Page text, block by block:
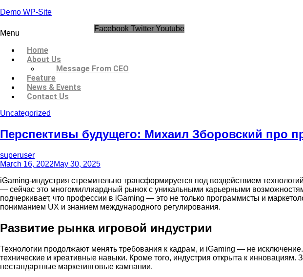
Demo WP-Site
Facebook Twitter Youtube
Menu
Home
About Us
Message From CEO
Feature
News & Events
Contact Us
Uncategorized
Перспективы будущего: Михаил Зборовский про
superuser
March 16, 2022May 30, 2025
iGaming-индустрия стремительно трансформируется под воздействием
— сейчас это многомиллиардный рынок с уникальными карьерными
подчеркивает, что профессии в iGaming — это не только программисты и
пониманием UX и знанием международного регулирования.
Развитие рынка игровой индустрии
Технологии продолжают менять требования к кадрам, и iGaming — не
технические и креативные навыки. Кроме того, индустрия открыта к
нестандартные маркетинговые кампании.